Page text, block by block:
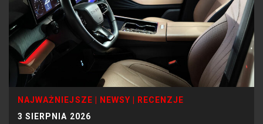
NAJWAŻNIEJSZE NEWSY
RECENZJE
3 SIERPNIA 2026